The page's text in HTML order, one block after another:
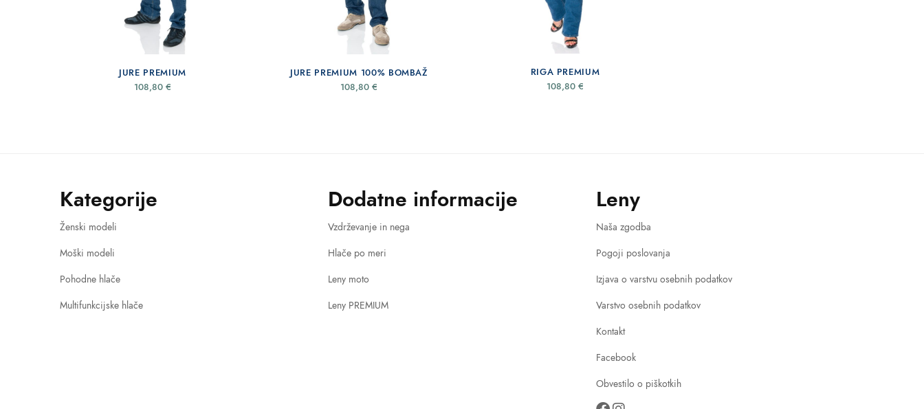
JURE PREMIUM
108,80 €
JURE PREMIUM 100% BOMBAŽ
108,80 €
RIGA PREMIUM
108,80 €
Kategorije
Ženski modeli
Moški modeli
Pohodne hlače
Multifunkcijske hlače
Dodatne informacije
Vzdrževanje in nega
Hlače po meri
Leny moto
Leny PREMIUM
Leny
Naša zgodba
Pogoji poslovanja
Izjava o varstvu osebnih podatkov
Varstvo osebnih podatkov
Kontakt
Facebook
Obvestilo o piškotkih